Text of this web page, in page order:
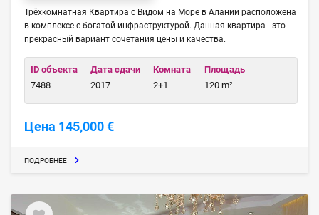
Трёхкомнатная Квартира с Видом на Море в Алании расположена
в комплексе с богатой инфраструктурой. Данная квартира - это
прекрасный вариант сочетания цены и качества.
ID объекта
7488
Дата сдачи
2017
Комната
2+1
Площадь
120 m²
Цена 145,000 €
ПОДРОБНЕЕ